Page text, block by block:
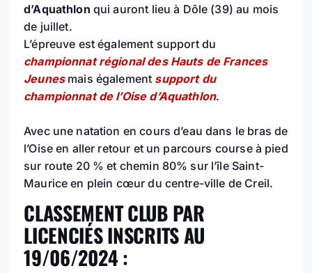
d’Aquathlon qui auront lieu à Dôle (39) au mois
de juillet.
L’épreuve est également support du
championnat régional des Hauts de Frances
Jeunesmais également support du
championnat de l’Oise d’Aquathlon.
Avec une natation en cours d’eau dans le bras de
l’Oise en aller retour et un parcours course à pied
sur route 20 % et chemin 80% sur l’île Saint-
Maurice en plein cœur du centre-ville de Creil.
CLASSEMENT CLUB PAR
LICENCIÉS INSCRITS AU
19/06/2024 :